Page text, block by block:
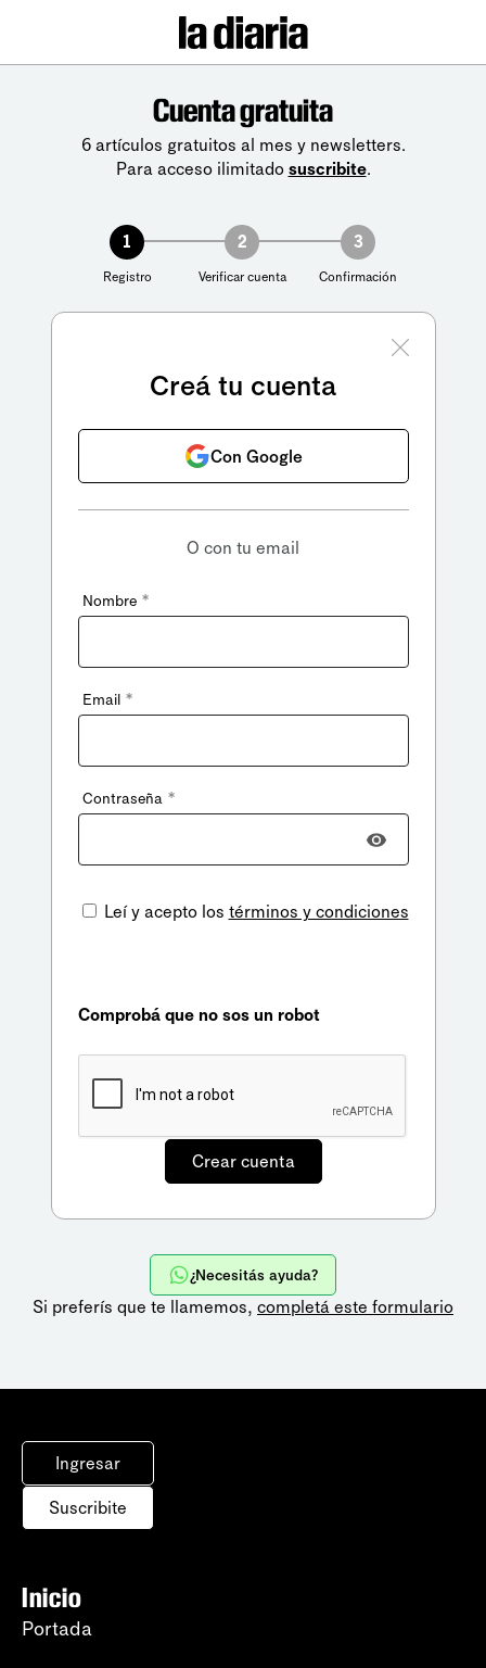
Cuenta gratuita
6 artículos gratuitos al mes y newsletters.
Para acceso ilimitado suscribite.
1
Registro
2
Verificar cuenta
3
Confirmación
Creá tu cuenta
Con Google
O con tu email
Nombre *
Email *
Contraseña *
Leí y acepto los términos y condiciones
Comprobá que no sos un robot
¿Necesitás ayuda?
Si preferís que te llamemos, completá este formulario
Ingresar
Suscribite
Inicio
Portada